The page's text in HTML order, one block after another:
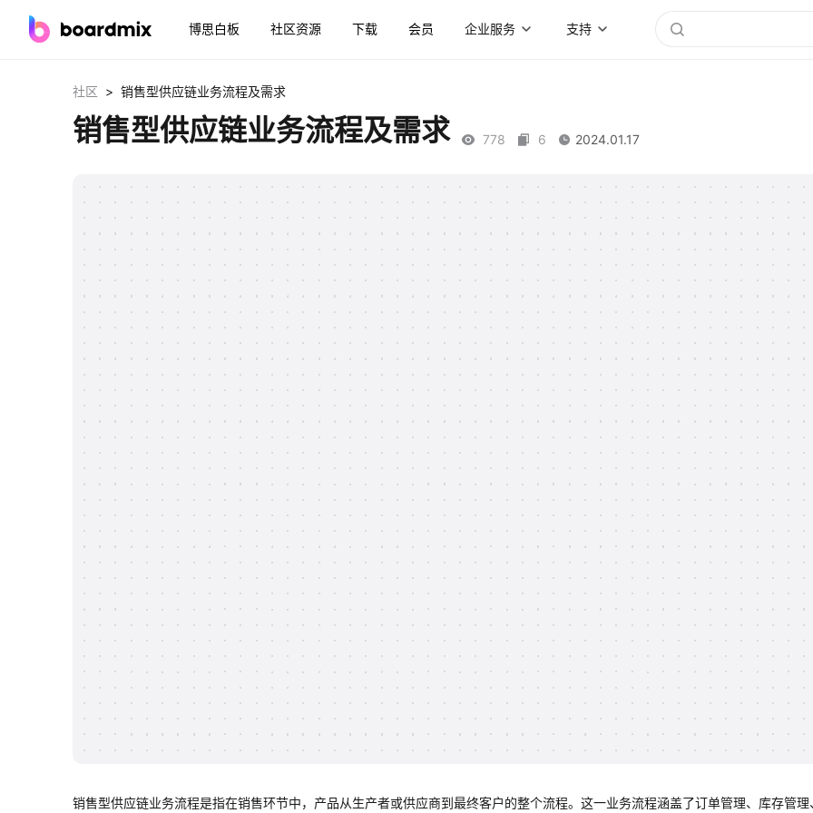
博思白板 社区资源 下载 会员 企业服务 支持
社区 > 销售型供应链业务流程及需求
销售型供应链业务流程及需求 778 6 2024.01.17
销售型供应链业务流程是指在销售环节中，产品从生产者或供应商到最终客户的整个流程。这一业务流程涵盖了订单管理、库存管理